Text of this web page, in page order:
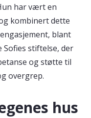
har vært en
kombinert dette
blant
stiftelse, der
og støtte til
overgrep.
hus